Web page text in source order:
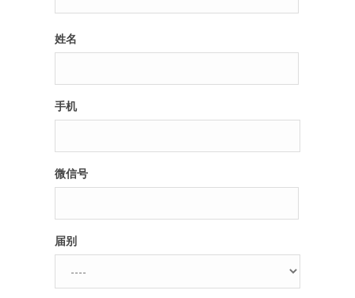
出彩2016
辉煌2013
梦工坊圈
人脉圈
姓名
手机
微信号
届别